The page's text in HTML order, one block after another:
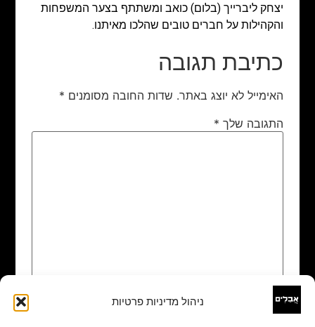
ניהול מדיניות פרטיות
יצחק ליברייך (בלום) כואב ומשתתף בצער המשפחות
והקהילות על חברים טובים שהלכו מאיתנו.
כתיבת תגובה
האימייל לא יוצג באתר. שדות החובה מסומנים *
התגובה שלך *
שם